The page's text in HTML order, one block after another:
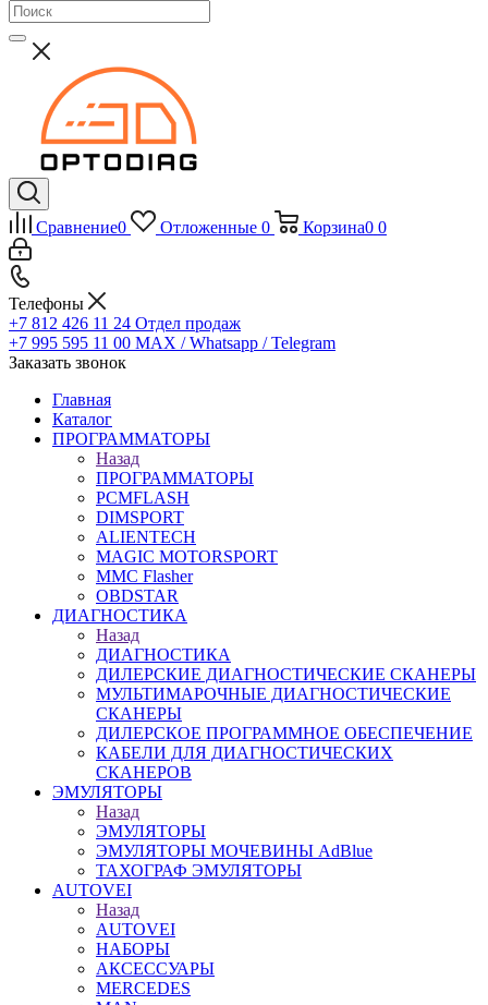
Сравнение0 Отложенные 0 Корзина0 0
Телефоны
+7 812 426 11 24 Отдел продаж
+7 995 595 11 00 MAX / Whatsapp / Telegram
Заказать звонок
Главная
Каталог
ПРОГРАММАТОРЫ
Назад
ПРОГРАММАТОРЫ
PCMFLASH
DIMSPORT
ALIENTECH
MAGIC MOTORSPORT
MMC Flasher
OBDSTAR
ДИАГНОСТИКА
Назад
ДИАГНОСТИКА
ДИЛЕРСКИЕ ДИАГНОСТИЧЕСКИЕ СКАНЕРЫ
МУЛЬТИМАРОЧНЫЕ ДИАГНОСТИЧЕСКИЕ
СКАНЕРЫ
ДИЛЕРСКОЕ ПРОГРАММНОЕ ОБЕСПЕЧЕНИЕ
КАБЕЛИ ДЛЯ ДИАГНОСТИЧЕСКИХ
СКАНЕРОВ
ЭМУЛЯТОРЫ
Назад
ЭМУЛЯТОРЫ
ЭМУЛЯТОРЫ МОЧЕВИНЫ АdBlue
ТАХОГРАФ ЭМУЛЯТОРЫ
AUTOVEI
Назад
AUTOVEI
НАБОРЫ
АКСЕССУАРЫ
MERCEDES